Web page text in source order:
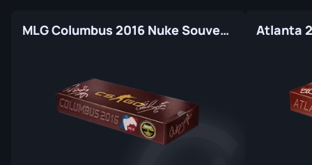
MLG Columbus 2016 Nuke Souvenir Package